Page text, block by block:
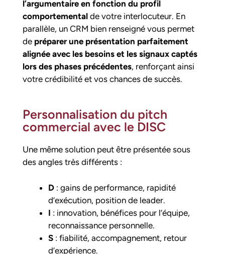
l’argumentaire en fonction du profil
comportementalde votre interlocuteur. En
parallèle, un CRM bien renseigné vous permet
de préparer une présentation parfaitement
alignée avec les besoins et les signaux captés
lors des phases précédentes, renforçant ainsi
votre crédibilité et vos chances de succès.
Personnalisation du pitch
commercial avec le DISC
Une même solution peut être présentée sous
des angles très différents :
D: gains de performance, rapidité
d’exécution, position de leader.
I : innovation, bénéfices pour l’équipe,
reconnaissance personnelle.
S: fiabilité, accompagnement, retour
d’expérience.